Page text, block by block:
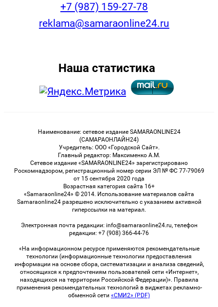
+7 (987) 159-27-78
reklama@samaraonline24.ru
Наша статистика
Наименование: сетевое издание SAMARAONLINE24
(САМАРАОНЛАЙН24)
Учредитель: ООО «Городской Сайт».
Главный редактор: Максименко А.М.
Сетевое издание «SAMARAONLINE24» зарегистрировано
Роскомнадзором, регистрационный номер серии ЭЛ № ФС 77-79069
от 15 сентября 2020 года
Возрастная категория сайта 16+
«Samaraonline24» © 2014. Использование материалов сайта
Samaraonline24 разрешено исключительно с указанием активной
гиперссылки на материал.
Электронная почта редакции: info@samaraonline24.ru, телефон
редакции: +7 (908) 366-44-76
«На информационном ресурсе применяются рекомендательные
технологии (информационные технологии предоставления
информации на основе сбора, систематизации и анализа сведений,
относящихся к предпочтениям пользователей сети «Интернет»,
находящихся на территории Российской Федерации)». Правила
применения рекомендательных технологий в виджетах рекламно-
обменной сети «СМИ2» (PDF)